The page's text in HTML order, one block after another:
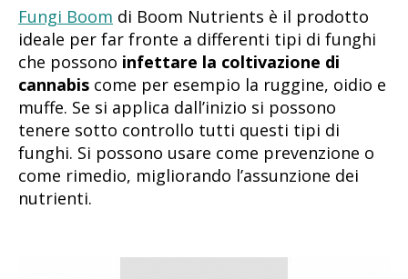
Fungi Boom di Boom Nutrients è il prodotto
ideale per far fronte a differenti tipi di funghi
che possono infettare la coltivazione di
cannabis come per esempio la ruggine, oidio e
muffe. Se si applica dall’inizio si possono
tenere sotto controllo tutti questi tipi di
funghi. Si possono usare come prevenzione o
come rimedio, migliorando l’assunzione dei
nutrienti.